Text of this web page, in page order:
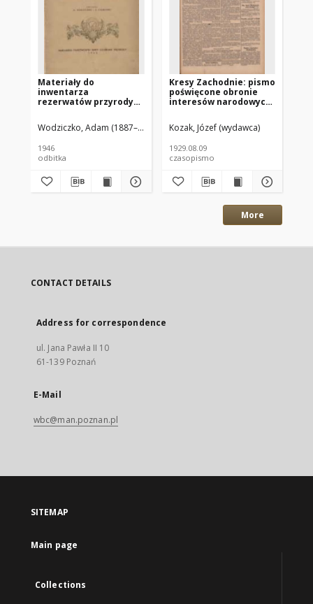
Materiały do
inwentarza
rezerwatów przyrody
Ziemiach Zachodnich
Wodziczko, Adam (1887–1948) Czubiński, Z. (1912–1967)
1946
odbitka
Kresy Zachodnie: pismo
poświęcone obronie
interesów narodowych
ziemiach Polski
1929.08.09 R.7 Nr181
Kozak, Józef (wydawca)
1929.08.09
czasopismo
More
CONTACT DETAILS
Address for correspondence
ul. Jana Pawła II 10
61-139 Poznań
E-Mail
wbc@man.poznan.pl
SITEMAP
Main page
Collections